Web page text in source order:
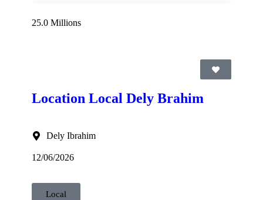
25.0 Millions
Location Local Dely Brahim
Dely Ibrahim
12/06/2026
Local